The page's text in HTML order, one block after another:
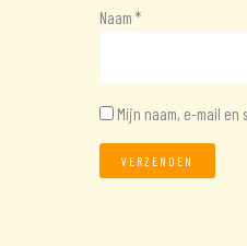
Naam*
Mijn naam, e-mail